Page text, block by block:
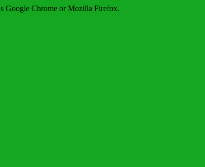
Google Chrome or Mozilla Firefox.